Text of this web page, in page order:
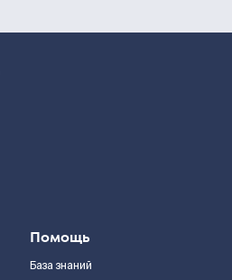
Помощь
База знаний